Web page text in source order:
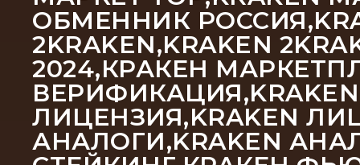
ОБМЕННИК
2KRAKEN,KRAKEN
2024,КРАКЕН
ЛИЦЕНЗИЯ,KRAKEN
АНАЛОГИ,KRAKEN